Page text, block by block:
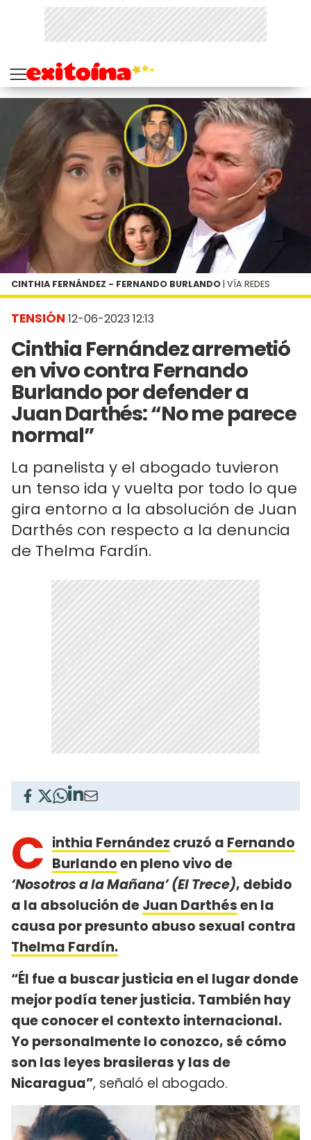
TENSIÓN 12-06-2023 12:13
Cinthia Fernández arremetió
en vivo contra Fernando
Burlando por defender a
Juan Darthés: “No me parece
normal”
La panelista y el abogado tuvieron
un tenso ida y vuelta por todo lo que
gira entorno a la absolución de Juan
Darthés con respecto a la denuncia
de Thelma Fardín.
CINTHIA FERNÁNDEZ - FERNANDO BURLANDO | VÍA REDES
C inthia Fernández cruzó a Fernando
Burlandoen pleno vivo de
‘Nosotros a la Mañana’ (El Trece), debido
a la absolución deJuan Darthésen la
causa por presunto abuso sexual contra
Thelma Fardín.
“Él fue a buscar justicia en el lugar donde
mejor podía tener justicia. También hay
que conocer el contexto internacional.
Yo personalmente lo conozco, sé cómo
son las leyes brasileras y las de
Nicaragua”, señaló el abogado.